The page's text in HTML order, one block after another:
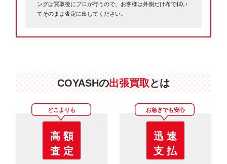
ングは買取後にプロが行うので、お客様は外側だけ布で拭い
てそのまま査定に出してください。
COYASHの出張買取とは
どこよりも
高 額
査 定
お急ぎでも安心
迅 速
支 払